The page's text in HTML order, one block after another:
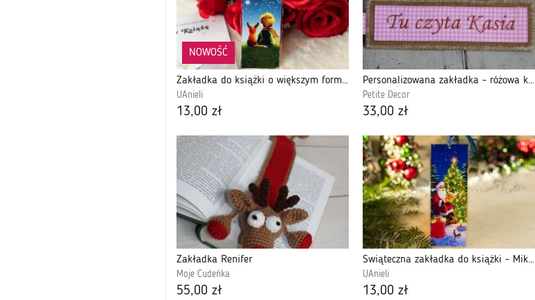
NOWOŚĆ
Zakładka do książki o większym formacie - Mały Książę
UAnieli
13,00 zł
Personalizowana zakładka - różowa kratka
Petite Decor
33,00 zł
Zakładka Renifer
Moje Cudeńka
55,00 zł
Świąteczna zakładka do książki - Mikołaj
UAnieli
13,00 zł